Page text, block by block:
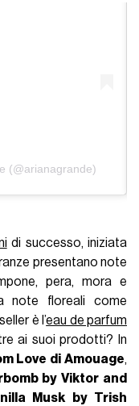
(@arianagrande)
di successo, iniziata
presentano note
pera, mora e
note floreali come
è l’eau de parfum
ai suoi prodotti?
In
Love di Amouage,
by Viktor and
Musk by Trish